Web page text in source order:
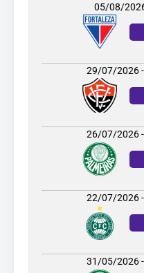
05/08/
29/07/2026 -
26/07/2026 -
22/07/2026 -
31/05/2026 -